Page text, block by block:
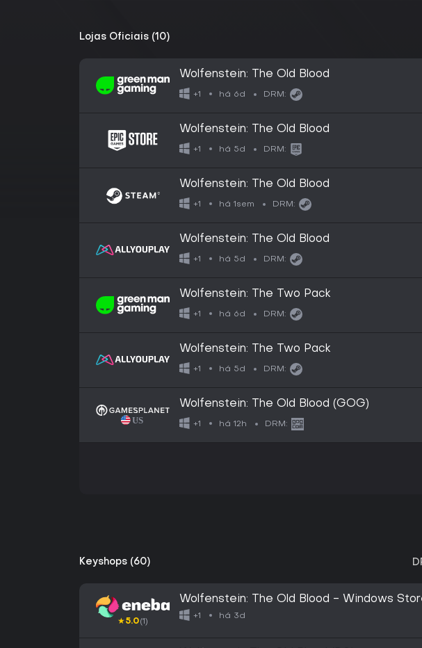
Lojas Oficiais (10)
Wolfenstein: The Old Blood
+1 há 6d DRM:
Wolfenstein: The Old Blood
+1 há 5d DRM:
Wolfenstein: The Old Blood
+1 há 1sem DRM:
Wolfenstein: The Old Blood
+1 há 5d DRM:
Wolfenstein: The Two Pack
+1 há 6d DRM:
Wolfenstein: The Two Pack
+1 há 5d DRM:
Wolfenstein: The Old Blood (GOG)
+1 há 12h DRM:
Keyshops (60)
★5.0(1)
Wolfenstein: The Old Blood - Windows
+1 há 3d